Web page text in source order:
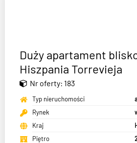
Duży apartament
Hiszpania Torrevieja
Nr oferty: 183
Typ nieruchomości
Rynek
Kraj
Piętro